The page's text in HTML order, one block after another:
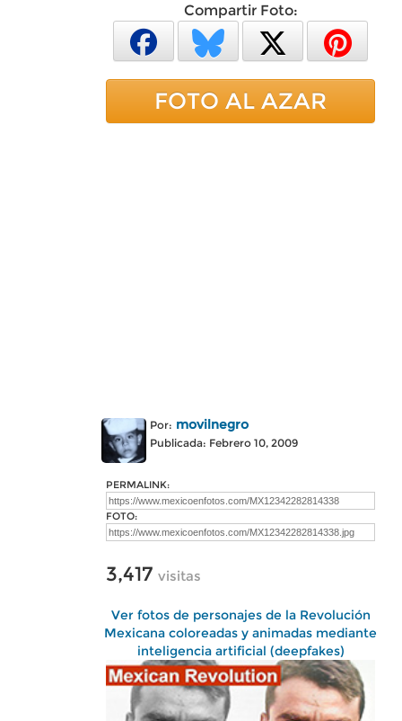
Compartir Foto:
FOTO AL AZAR
Por: movilnegro
Publicada: Febrero 10, 2009
PERMALINK:
FOTO:
3,417 visitas
Ver fotos de personajes de la Revolución
Mexicana coloreadas y animadas mediante
inteligencia artificial (deepfakes)